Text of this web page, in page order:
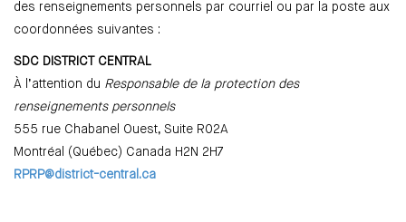
des renseignements personnels par courriel ou par la poste aux
coordonnées suivantes :
SDC DISTRICT CENTRAL
À l’attention du Responsable de la protection des
renseignements personnels
555 rue Chabanel Ouest, Suite R02A
Montréal (Québec) Canada H2N 2H7
RPRP@district-central.ca